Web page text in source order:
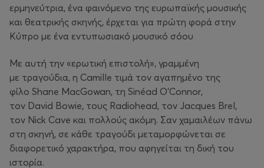
ερμηνεύτρια, ένα φαινόμενο της ευρωπαϊκής μουσικής
και θεατρικής σκηνής, έρχεται για πρώτη φορά στην
Κύπρο με ένα εντυπωσιακό μουσικό σόου
Με αυτή την «ερωτική επιστολή», γραμμένη
με τραγούδια, η Camille τιμά τον αγαπημένο της
φίλο Shane MacGowan, τη Sinéad O’Connor,
τον David Bowie, τους Radiohead, τον Jacques Brel,
τον Nick Cave και πολλούς ακόμη. Σαν χαμαιλέων πάνω
στη σκηνή, σε κάθε τραγούδι μεταμορφώνεται σε
διαφορετικό χαρακτήρα, που αφηγείται τη δική του
ιστορία.